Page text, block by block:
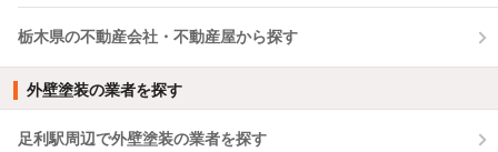
栃木県の不動産会社・不動産屋から探す
外壁塗装の業者を探す
足利駅周辺で外壁塗装の業者を探す